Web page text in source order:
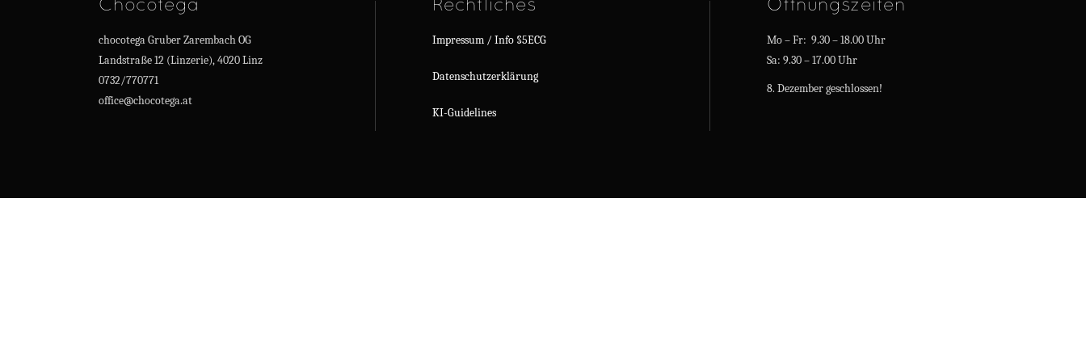
chocotega Gruber Zarembach OG
Landstraße 12 (Linzerie), 4020 Linz
0732/770771
office@chocotega.at
Impressum / Info §5ECG
Datenschutzerklärung
KI-Guidelines
Mo – Fr: 9.30 – 18.00 Uhr
Sa: 9.30 – 17.00 Uhr
8. Dezember geschlossen!